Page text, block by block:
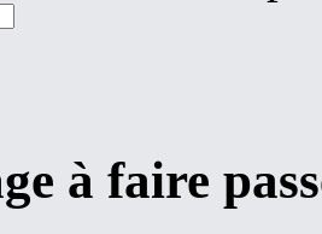
à faire